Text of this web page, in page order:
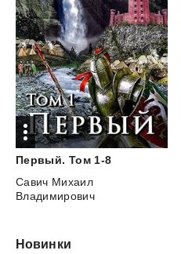
Первый. Том 1-8
Савич Михаил
Владимирович
Новинки